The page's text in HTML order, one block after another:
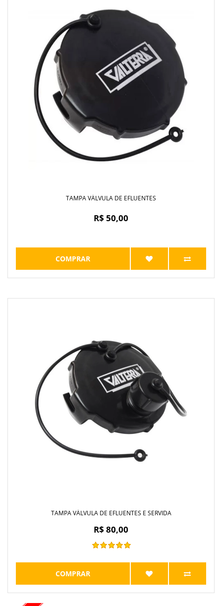
TAMPA VÁLVULA DE EFLUENTES
R$ 50,00
COMPRAR
TAMPA VÁLVULA DE EFLUENTES E SERVIDA
R$ 80,00
COMPRAR